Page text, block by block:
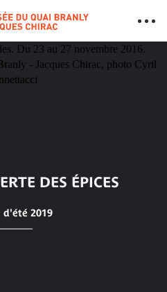
DES ÉPICES
d'été 2019